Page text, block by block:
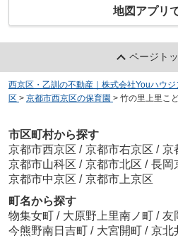
地図アプリ
ページト
西京区・乙訓の不動産｜株式会社Youハウジ
区 > 京都市西京区の保育園 > 竹の里上里こ
市区町村から探す
京都市西京区 / 京都市右京区 / 京
京都市山科区 / 京都市北区 / 長岡
京都市中京区 / 京都市上京区
町名から探す
物集女町 / 大原野上里南ノ町 / 友
今熊野南日吉町 / 大宮開町 / 京北